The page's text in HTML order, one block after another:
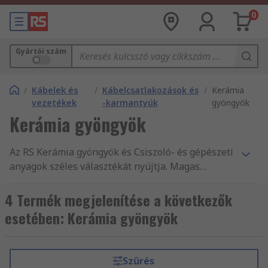
0
Gyártói szám
/ Kábelek és
vezetékek
/ Kábelcsatlakozások és
-karmantyúk
/ Kerámia
gyöngyök
Kerámia gyöngyök
Az RS Kerámia gyöngyök és Csiszoló- és gépészeti
anyagok széles választékát nyújtja. Magas
valamint több mint 550 000 másnap szállítható
termékünk csupán egy pár indok arra, hogy
vevőink világszerte 160 országból rendszeresen
és gépészeti anyagok közül és profitáljon a
4 Termék megjelenítése a következők
esetében: Kerámia gyöngyök
Szűrés